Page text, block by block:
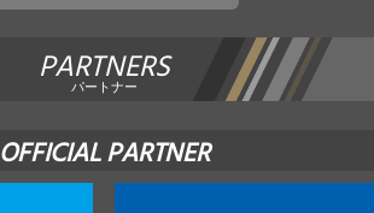
PARTNERS
パートナー
OFFICIAL PARTNER